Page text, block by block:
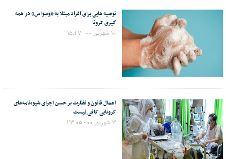
توصیه هایی برای افراد مبتلا به «وسواس» در همه
گیری کرونا
۱۰ شهریور ۰۰ - ۱۵:۴۷
اعمال قانون و نظارت بر حسن اجرای شیوه‌نامه‌های
کرونایی کافی نیست
۳ شهریور ۰۰ - ۲۳:۰۵